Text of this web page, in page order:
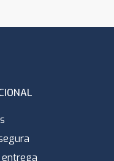
entrega